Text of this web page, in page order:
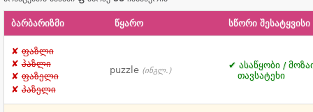
ბარბარიზმი წყარო სწორი შესატყვისი
ფაზლი
პაზლი
ფაზელი
პაზელი
puzzle (ინგლ.)
ასაწყობი /
თავსატეხი